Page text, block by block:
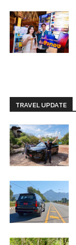
TRAVEL UPDATE